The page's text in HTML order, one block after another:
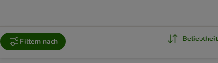
Filtern nach Beliebtheit